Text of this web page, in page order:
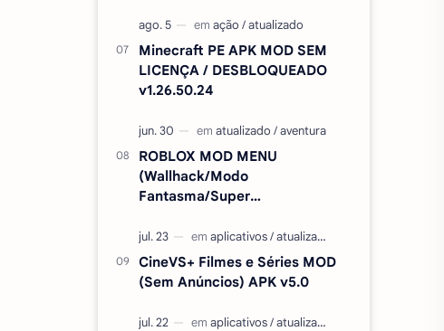
Minecraft PE APK MOD SEM
LICENÇA / DESBLOQUEADO
v1.26.50.24
ROBLOX MOD MENU
(Wallhack/Modo
Fantasma/Super
CineVS+ Filmes e Séries MOD
(Sem Anúncios) APK v5.0